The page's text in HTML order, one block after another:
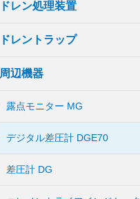
ドレン処理装置
ドレントラップ
周辺機器
露点モニター MG
デジタル差圧計 DGE70
差圧計 DG